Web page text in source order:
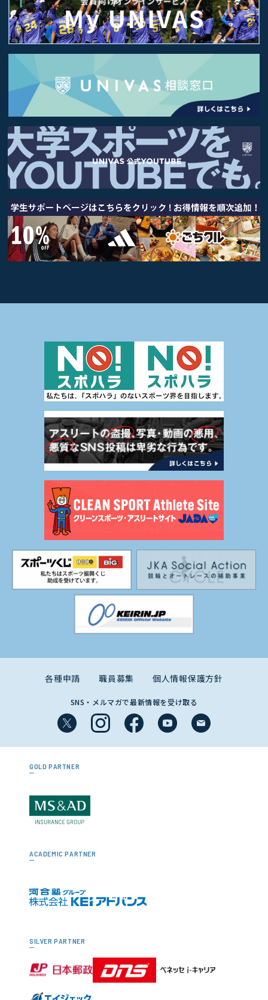
各種申請 職員募集 個人情報保護方針
SNS・メルマガで最新情報を受け取る
GOLD PARTNER
ACADEMIC PARTNER
SILVER PARTNER